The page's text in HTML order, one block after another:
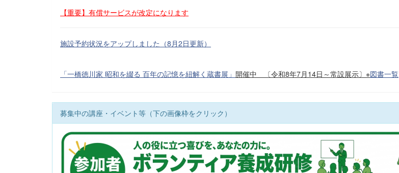
【重要】有償サービスが改定になります
施設予約状況をアップしました（8月2日更新）
「一橋徳川家 昭和を綴る 百年の記憶を紐解く蔵書展」 開催中 〔令和8年7月14日～常設展示〕※図書一覧
募集中の講座・イベント等（下の画像枠をクリック）